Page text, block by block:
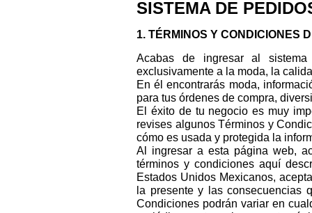
SISTEMA DE
1. TÉRMINOS Y CONDICIONES
Acabas de ingresar al
exclusivamente a la moda, la
En él encontrarás moda,
para tus órdenes de compra,
El éxito de tu negocio es muy
revises algunos Términos y
cómo es usada y protegida la
Al ingresar a esta página web,
términos y condiciones aquí
Estados Unidos Mexicanos,
la presente y las consecuencias
Condiciones podrán variar en